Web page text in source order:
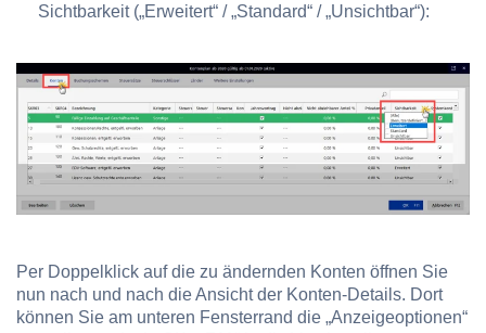
Sichtbarkeit („Erweitert“ / „Standard“ / „Unsichtbar“):
Per Doppelklick auf die zu ändernden Konten öffnen Sie
nun nach und nach die Ansicht der Konten-Details. Dort
können Sie am unteren Fensterrand die „Anzeigeoptionen“